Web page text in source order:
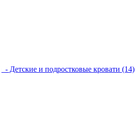
- Детские и подростковые кровати (14)